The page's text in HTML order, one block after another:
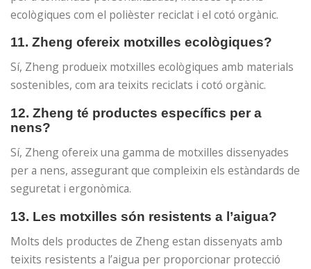
ecològiques com el polièster reciclat i el cotó orgànic.
11. Zheng ofereix motxilles ecològiques?
Sí, Zheng produeix motxilles ecològiques amb materials
sostenibles, com ara teixits reciclats i cotó orgànic.
12. Zheng té productes específics per a
nens?
Sí, Zheng ofereix una gamma de motxilles dissenyades
per a nens, assegurant que compleixin els estàndards de
seguretat i ergonòmica.
13. Les motxilles són resistents a l’aigua?
Molts dels productes de Zheng estan dissenyats amb
teixits resistents a l’aigua per proporcionar protecció